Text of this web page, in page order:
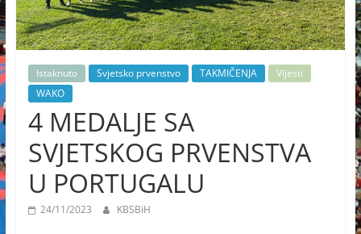
Istaknuto Svjetsko prvenstvo TAKMIČENJA
Vijesti
WAKO
4 MEDALJE SA
SVJETSKOG PRVENSTVA
U PORTUGALU
24/11/2023 KBSBiH